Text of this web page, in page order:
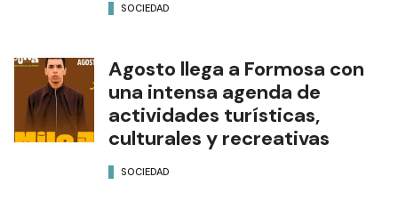
SOCIEDAD
Agosto llega a Formosa con
una intensa agenda de
actividades turísticas,
culturales y recreativas
SOCIEDAD